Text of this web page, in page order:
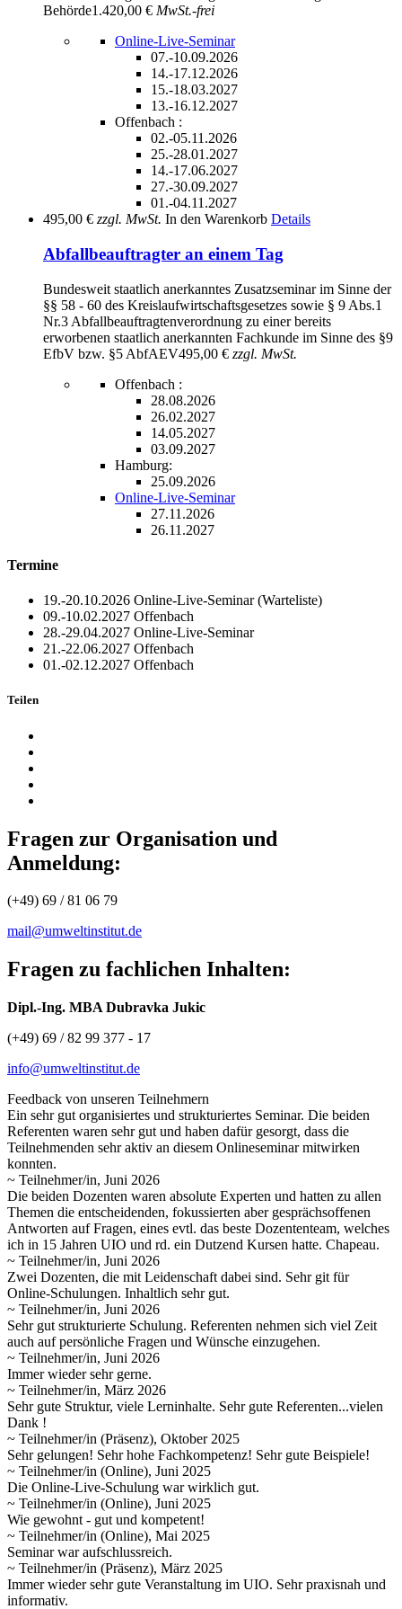
Behörde1.420,00 € MwSt.-frei
Online-Live-Seminar
07.-10.09.2026
14.-17.12.2026
15.-18.03.2027
13.-16.12.2027
Offenbach :
02.-05.11.2026
25.-28.01.2027
14.-17.06.2027
27.-30.09.2027
01.-04.11.2027
495,00 € zzgl. MwSt. In den Warenkorb Details
Abfallbeauftragter an einem Tag
Bundesweit staatlich anerkanntes Zusatzseminar im Sinne der
§§ 58 - 60 des Kreislaufwirtschaftsgesetzes sowie § 9 Abs.1
Nr.3 Abfallbeauftragtenverordnung zu einer bereits
erworbenen staatlich anerkannten Fachkunde im Sinne des §9
EfbV bzw. §5 AbfAEV495,00 € zzgl. MwSt.
Offenbach :
28.08.2026
26.02.2027
14.05.2027
03.09.2027
Hamburg:
25.09.2026
Online-Live-Seminar
27.11.2026
26.11.2027
Termine
19.-20.10.2026 Online-Live-Seminar (Warteliste)
09.-10.02.2027 Offenbach
28.-29.04.2027 Online-Live-Seminar
21.-22.06.2027 Offenbach
01.-02.12.2027 Offenbach
Teilen
Fragen zur Organisation und
Anmeldung:
(+49) 69 / 81 06 79
mail@umweltinstitut.de
Fragen zu fachlichen Inhalten:
Dipl.-Ing. MBA Dubravka Jukic
(+49) 69 / 82 99 377 - 17
info@umweltinstitut.de
Feedback von unseren Teilnehmern
Ein sehr gut organisiertes und strukturiertes Seminar. Die beiden
Referenten waren sehr gut und haben dafür gesorgt, dass die
Teilnehmenden sehr aktiv an diesem Onlineseminar mitwirken
konnten.
~ Teilnehmer/in, Juni 2026
Die beiden Dozenten waren absolute Experten und hatten zu allen
Themen die entscheidenden, fokussierten aber gesprächsoffenen
Antworten auf Fragen, eines evtl. das beste Dozententeam, welches
ich in 15 Jahren UIO und rd. ein Dutzend Kursen hatte. Chapeau.
~ Teilnehmer/in, Juni 2026
Zwei Dozenten, die mit Leidenschaft dabei sind. Sehr git für
Online-Schulungen. Inhaltlich sehr gut.
~ Teilnehmer/in, Juni 2026
Sehr gut strukturierte Schulung. Referenten nehmen sich viel Zeit
auch auf persönliche Fragen und Wünsche einzugehen.
~ Teilnehmer/in, Juni 2026
Immer wieder sehr gerne.
~ Teilnehmer/in, März 2026
Sehr gute Struktur, viele Lerninhalte. Sehr gute Referenten...vielen
Dank !
~ Teilnehmer/in (Präsenz), Oktober 2025
Sehr gelungen! Sehr hohe Fachkompetenz! Sehr gute Beispiele!
~ Teilnehmer/in (Online), Juni 2025
Die Online-Live-Schulung war wirklich gut.
~ Teilnehmer/in (Online), Juni 2025
Wie gewohnt - gut und kompetent!
~ Teilnehmer/in (Online), Mai 2025
Seminar war aufschlussreich.
~ Teilnehmer/in (Präsenz), März 2025
Immer wieder sehr gute Veranstaltung im UIO. Sehr praxisnah und
informativ.